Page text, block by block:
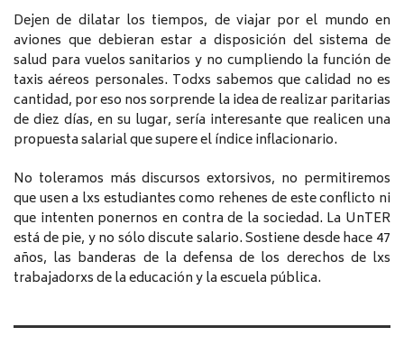
Dejen de dilatar los tiempos, de viajar por el mundo en
aviones que debieran estar a disposición del sistema de
salud para vuelos sanitarios y no cumpliendo la función de
taxis aéreos personales. Todxs sabemos que calidad no es
cantidad, por eso nos sorprende la idea de realizar paritarias
de diez días, en su lugar, sería interesante que realicen una
propuesta salarial que supere el índice inflacionario.
No toleramos más discursos extorsivos, no permitiremos
que usen a lxs estudiantes como rehenes de este conflicto ni
que intenten ponernos en contra de la sociedad. La UnTER
está de pie, y no sólo discute salario. Sostiene desde hace 47
años, las banderas de la defensa de los derechos de lxs
trabajadorxs de la educación y la escuela pública.